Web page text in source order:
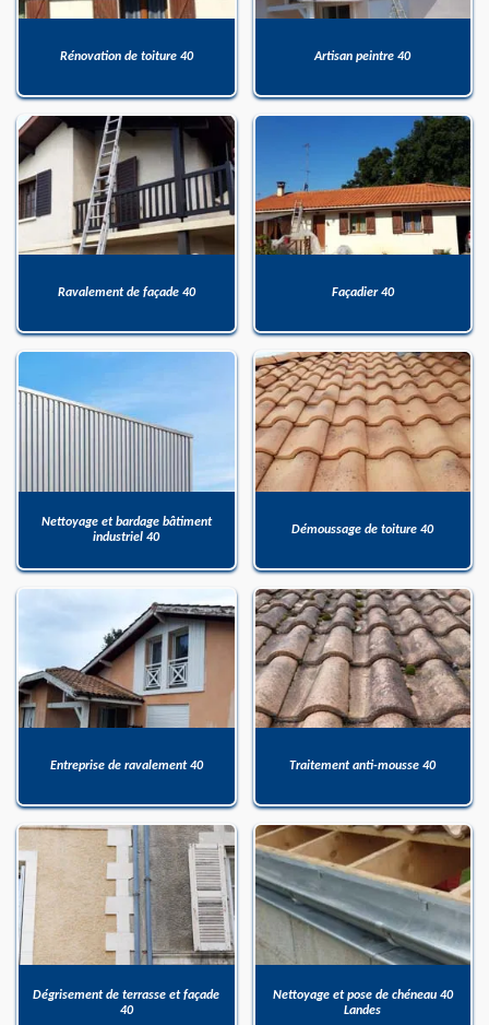
Rénovation de toiture 40 Artisan peintre 40
Ravalement de façade 40 Façadier 40
Nettoyage et bardage bâtiment
industriel 40
Démoussage de toiture 40
Entreprise de ravalement 40 Traitement anti-mousse 40
Dégrisement de terrasse et façade
40
Nettoyage et pose de chéneau 40
Landes